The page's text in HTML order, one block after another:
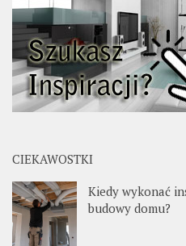
CIEKAWOSTKI
Kiedy wykonać
budowy domu?